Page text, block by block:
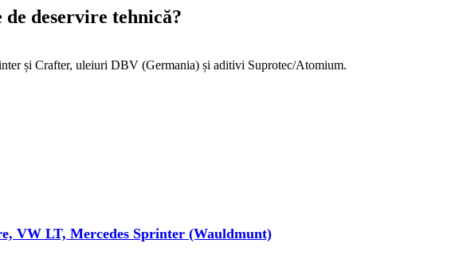
de deservire tehnică?
și Crafter, uleiuri DBV (Germania) și aditivi Suprotec/Atomium.
VW LT, Mercedes Sprinter (Wauldmunt)